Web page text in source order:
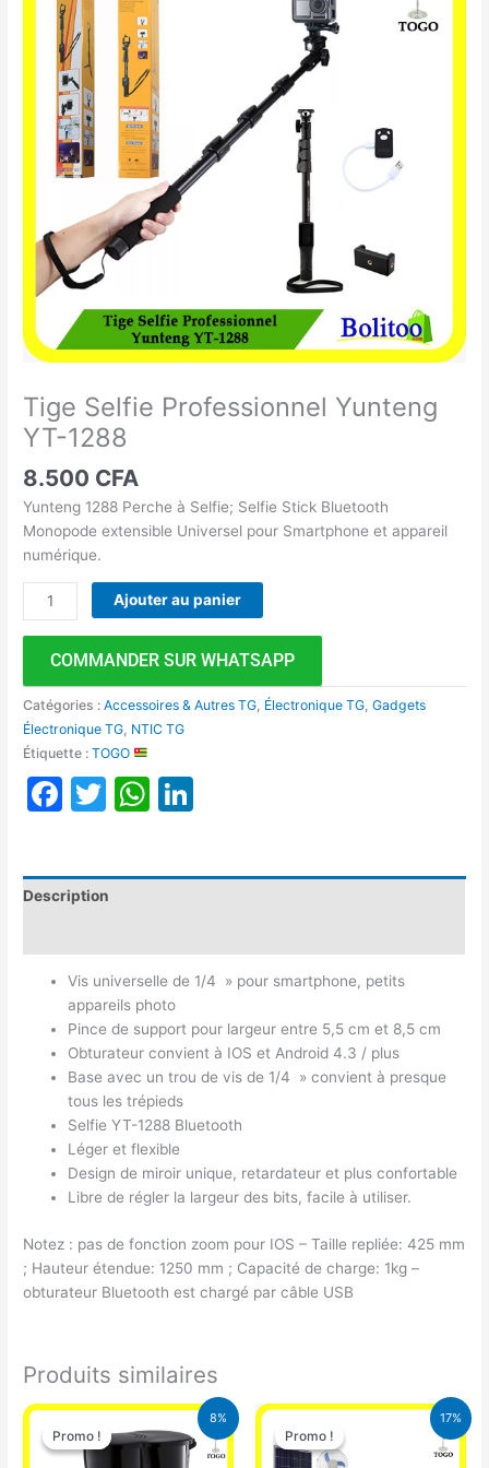
Tige Selfie Professionnel Yunteng
YT-1288
8.500 CFA
Yunteng 1288 Perche à Selfie; Selfie Stick Bluetooth
Monopode extensible Universel pour Smartphone et appareil
numérique.
Professionnel
Yunteng
Ajouter au panier
COMMANDER SUR WHATSAPP
Catégories :Accessoires & Autres TG Électronique TG ,Gadgets
Électronique TG NTIC TG
Étiquette :TOGO
Facebook
TwitterWhatsApp
Description
Vis universelle de 1/4 » pour smartphone, petits
appareils photo
Pince de support pour largeur entre 5,5 cm et 8,5 cm
Obturateur convient à IOS et Android 4.3 / plus
Base avec un trou de vis de 1/4 » convient à presque
tous les trépieds
Selfie YT-1288 Bluetooth
Léger et flexible
Design de miroir unique, retardateur et plus confortable
Libre de régler la largeur des bits, facile à utiliser.
Notez : pas de fonction zoom pour IOS – Taille repliée: 425 mm
; Hauteur étendue: 1250 mm ; Capacité de charge: 1kg –
obturateur Bluetooth est chargé par câble USB
Produits similaires
8%
Promo !
Promo !
Le
prix
initial
Le
prix
actuel
est :
17%
Promo !
Promo !
Le
initial
était :
Le
prix
actuel